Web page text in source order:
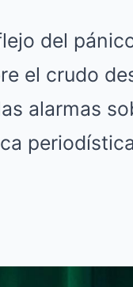
del
el crudo
alarmas